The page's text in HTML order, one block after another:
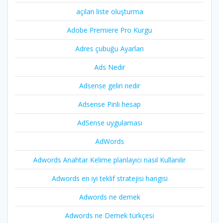
açılan liste oluşturma
Adobe Premiere Pro Kurgu
Adres çubuğu Ayarları
Ads Nedir
Adsense geliri nedir
Adsense Pinli hesap
AdSense uygulaması
AdWords
Adwords Anahtar Kelime planlayıcı nasıl Kullanılır
Adwords en iyi teklif stratejisi hangisi
Adwords ne demek
Adwords ne Demek türkçesi